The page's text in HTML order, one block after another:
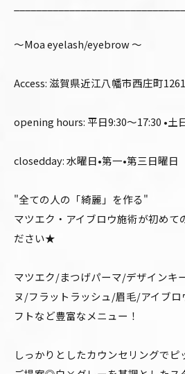
〜Moa eyelash/eyebrow 〜
Access: 滋賀県近江八幡市西庄町
opening hours: 平日9:30〜17:30 •土
closedday: 水曜日•第一•第三日曜日
"全ての人の「綺麗」を作る"
マツエク・アイブロウ施術が初めて
ださい★
マツエク/まつげパーマ/デザインキ
ヌ/フラットラッシュ/眉毛/アイブロ
フトなど豊富なメニュー！
しっかりとしたカウンセリングでピ